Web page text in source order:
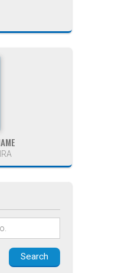
Search